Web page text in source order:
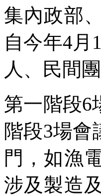
集內政部
自今年4月
人、民間
第一階段6
階段3場會
門，如漁
涉及製造